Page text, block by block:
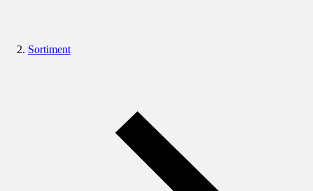
Sortiment